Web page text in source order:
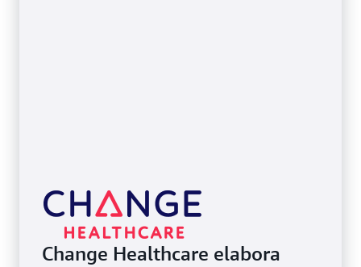
Change Healthcare elabora